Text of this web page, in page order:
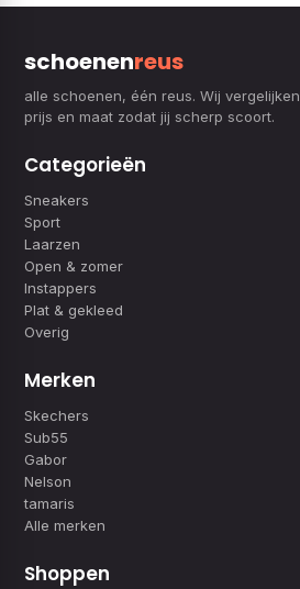
schoenenreus
alle schoenen, één reus. Wij vergelijken
prijs en maat zodat jij scherp scoort.
Categorieën
Sneakers
Sport
Laarzen
Open & zomer
Instappers
Plat & gekleed
Overig
Merken
Skechers
Sub55
Gabor
Nelson
tamaris
Alle merken
Shoppen